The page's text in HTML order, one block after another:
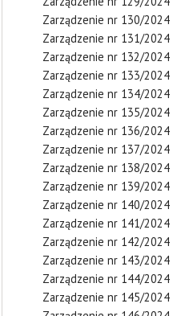
Zarządzenie nr 130/2024
Zarządzenie nr 131/2024
Zarządzenie nr 132/2024
Zarządzenie nr 133/2024
Zarządzenie nr 134/2024
Zarządzenie nr 135/2024
Zarządzenie nr 136/2024
Zarządzenie nr 137/2024
Zarządzenie nr 138/2024
Zarządzenie nr 139/2024
Zarządzenie nr 140/2024
Zarządzenie nr 141/2024
Zarządzenie nr 142/2024
Zarządzenie nr 143/2024
Zarządzenie nr 144/2024
Zarządzenie nr 145/2024